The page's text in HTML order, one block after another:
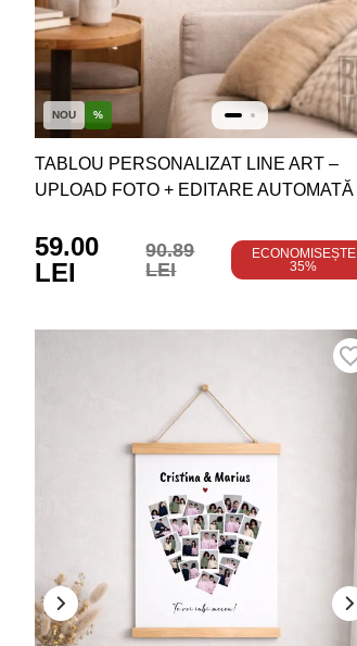
NOU %
TABLOU PERSONALIZAT LINE ART –
UPLOAD FOTO + EDITARE AUTOMATĂ
59.00
LEI
90.89
LEI
ECONOMISEȘTE
35%